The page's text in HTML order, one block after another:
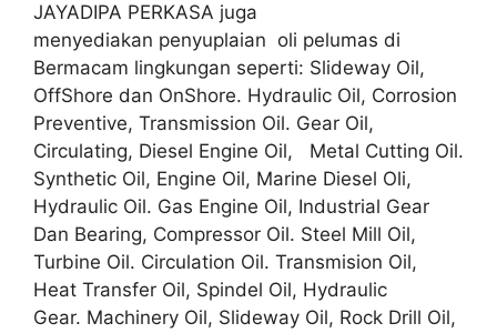
JAYADIPA PERKASA juga
menyediakan penyuplaian oli pelumas di
Bermacam lingkungan seperti: Slideway Oil,
OffShore dan OnShore. Hydraulic Oil, Corrosion
Preventive, Transmission Oil. Gear Oil,
Circulating, Diesel Engine Oil, Metal Cutting Oil.
Synthetic Oil, Engine Oil, Marine Diesel Oli,
Hydraulic Oil. Gas Engine Oil, Industrial Gear
Dan Bearing, Compressor Oil. Steel Mill Oil,
Turbine Oil. Circulation Oil. Transmision Oil,
Heat Transfer Oil, Spindel Oil, Hydraulic
Gear. Machinery Oil, Slideway Oil, Rock Drill Oil,